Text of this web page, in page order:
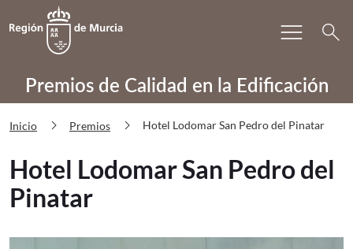
PRECAE Hotel Lodomar San Pedro
Volver a
Ir a
menu search
Premios de Calidad en la Edificación
Inicio chevron_right Premios chevron_right Hotel Lodomar San Pedro del Pinatar
Hotel Lodomar San Pedro del
Pinatar